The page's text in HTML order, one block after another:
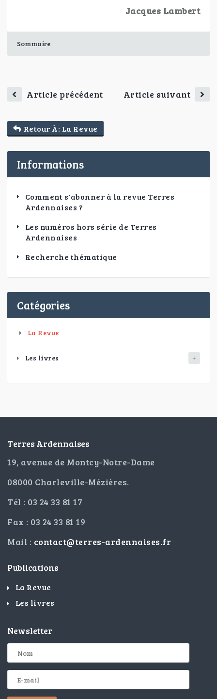
Informations
Comment s'abonner à la revue Terres
Ardennaises ?
Les numéros hors série de Terres
Ardennaises
Recherche thématique
Catégories
La Revue
Les livres
Jacques Lambert
Sommaire
Article précédent Article suivant
Retour À: La Revue
Terres Ardennaises
19, avenue de Montcy-Notre-Dame
08000 Charleville-Mézières.
Tél : 03 24 33 81 17
Fax : 03 24 33 81 19
Mail : contact@terres-ardennaises.fr
Publications
La Revue
Les livres
Newsletter